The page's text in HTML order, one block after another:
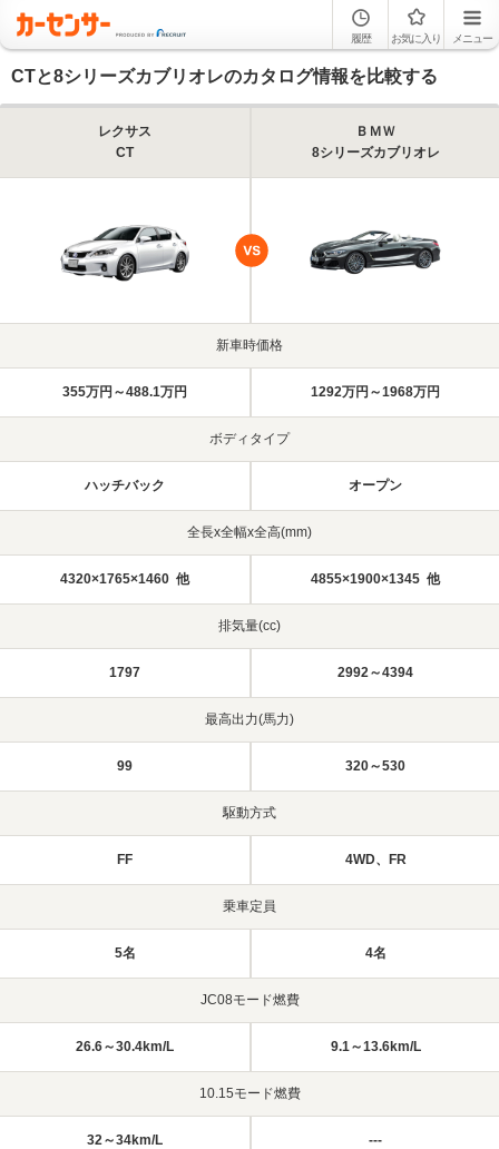
履歴 お気に入り メニュー
CTと8シリーズカブリオレのカタログ情報を比較する
レクサス
CT
ＢＭＷ
8シリーズカブリオレ
新車時価格
355万円～488.1万円 1292万円～1968万円
ボディタイプ
ハッチバック オープン
全長x全幅x全高(mm)
4320×1765×1460 他 4855×1900×1345 他
排気量(cc)
1797 2992～4394
最高出力(馬力)
99 320～530
駆動方式
FF 4WD、FR
乗車定員
5名 4名
JC08モード燃費
26.6～30.4km/L 9.1～13.6km/L
10.15モード燃費
32～34km/L ---